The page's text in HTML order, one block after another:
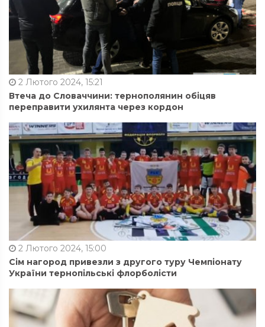
2 Лютого 2024, 15:21
Втеча до Словаччини: тернополянин обіцяв
переправити ухилянта через кордон
2 Лютого 2024, 15:00
Сім нагород привезли з другого туру Чемпіонату
України тернопільські флорболісти